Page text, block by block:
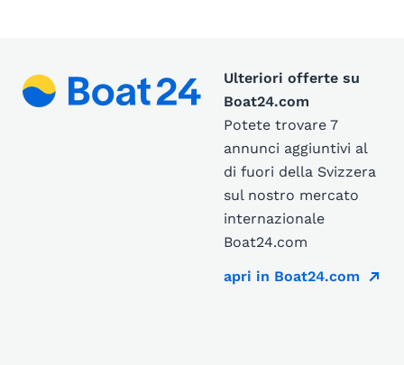
Ulteriori offerte su
Boat24.com
Potete trovare 7
annunci aggiuntivi al
di fuori della Svizzera
sul nostro mercato
internazionale
Boat24.com
apri in Boat24.com